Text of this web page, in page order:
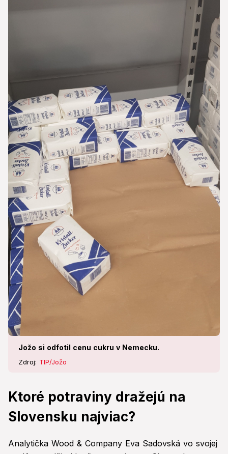
Jožo si odfotil cenu cukru v Nemecku.
Zdroj: TIP/Jožo
Ktoré potraviny dražejú na
Slovensku najviac?
Analytička Wood & Company Eva Sadovská vo svojej